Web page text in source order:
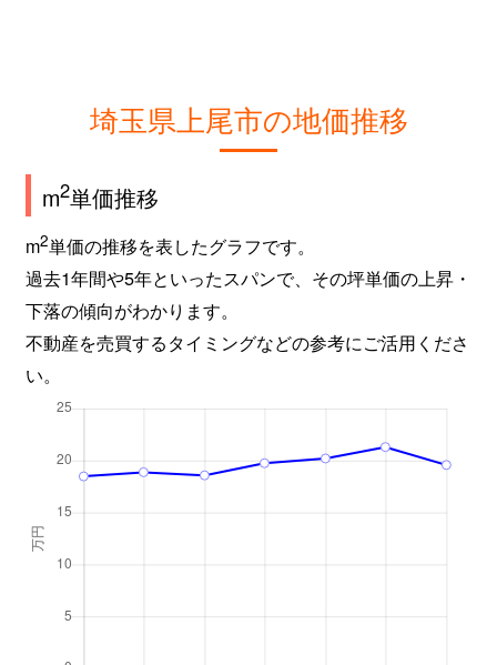
埼玉県上尾市の地価推移
m2単価推移
m2単価の推移を表したグラフです。
過去1年間や5年といったスパンで、その坪単価の上昇・
下落の傾向がわかります。
不動産を売買するタイミングなどの参考にご活用くださ
い。